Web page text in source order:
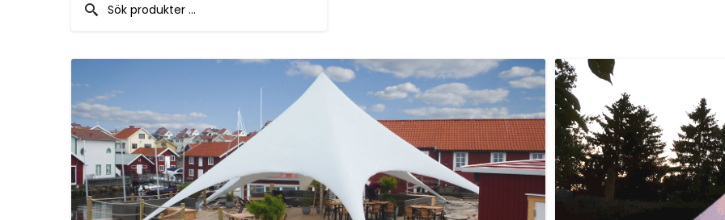
LÅT OSS FÖRVARA DIN UTESERVERINGS
MÖBLER PÅ VINTERN.